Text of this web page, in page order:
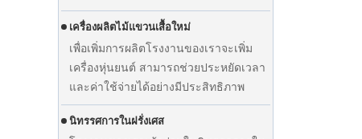
แสดงชุดแต่งงานที่กำหนดเอง Velvet
Hanger เสื้อผ้าผู้ผลิตซัพพลายเออร์
เครื่องผลิตไม้แขวนเสื้อใหม่
เพื่อเพิ่มการผลิตโรงงานของเราจะเพิ่ม
เครื่องหุ่นยนต์ สามารถช่วยประหยัดเวลา
และค่าใช้จ่ายได้อย่างมีประสิทธิภาพ
นิทรรศการในฝรั่งเศส
โรงงานของเราเข้าร่วมในนิทรรศการใน